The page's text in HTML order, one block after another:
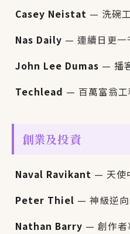
Casey Neistat — 洗碗
Nas Daily — 連續日更一
John Lee Dumas — 播
Techlead — 百萬富翁工
創業及投資
Naval Ravikant — 天使
Peter Thiel — 神級逆
Nathan Barry — 創作者